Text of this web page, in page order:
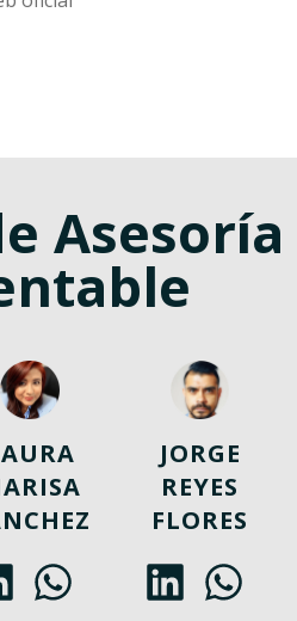
Asesoría
JORGE
REYES
FLORES